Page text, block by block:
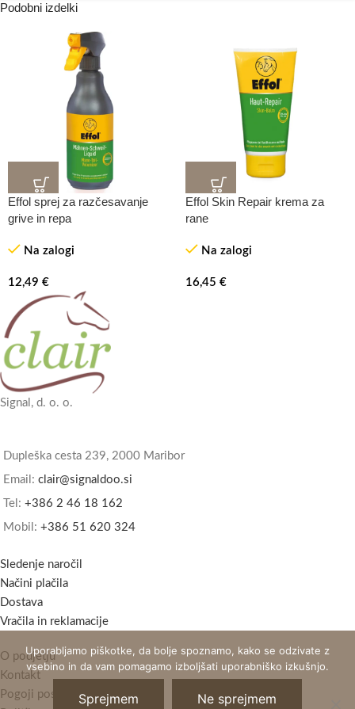
Podobni izdelki
Effol sprej za razčesavanje
grive in repa
Na zalogi
12,49 €
Effol Skin Repair krema za
rane
Na zalogi
16,45 €
Signal, d. o. o.
Dupleška cesta 239, 2000 Maribor
Email: clair@signaldoo.si
Tel: +386 2 46 18 162
Mobil: +386 51 620 324
Sledenje naročil
Načini plačila
Dostava
Vračila in reklamacije
O podjetju
Kontakt
Pogoji poslovanja
Uporabljamo piškotke, da bolje spoznamo, kako se odzivate z
vsebino in da vam pomagamo izboljšati uporabniško izkušnjo.
Sprejmem Ne sprejmem